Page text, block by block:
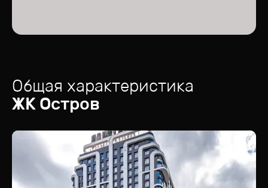
Общая характеристика
ЖК Остров